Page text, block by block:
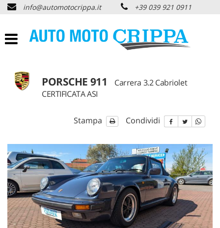
HOME
CHI SIAMO
LISTA VEICOLI
OFFERTE NOLEGGIO
ASSISTENZA
PNEUMATICI
CONTATTI
info@automotocrippa.it +39 039 921 0911
PORSCHE 911
Carrera 3.2 Cabriolet
CERTIFICATA ASI
Stampa Condividi